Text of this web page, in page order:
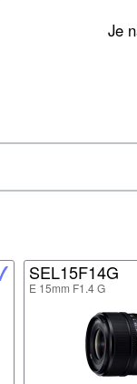
Je
SEL15F14G
E 15mm F1.4 G